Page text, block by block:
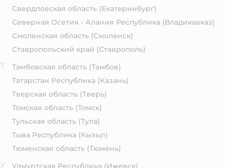
Свердловская область (Екатеринбург)
Северная Осетия - Алания Республика (Владикавказ)
Смоленская область (Смоленск)
Ставропольский край (Ставрополь)
Тамбовская область (Тамбов)
Татарстан Республика (Казань)
Тверская область (Тверь)
Томская область (Томск)
Тульская область (Тула)
Тыва Республика (Кызыл)
Тюменская область (Тюмень)
Удмуртская Республика (Ижевск)